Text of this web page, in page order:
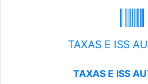
TAXAS E ISS
TAXAS E ISS